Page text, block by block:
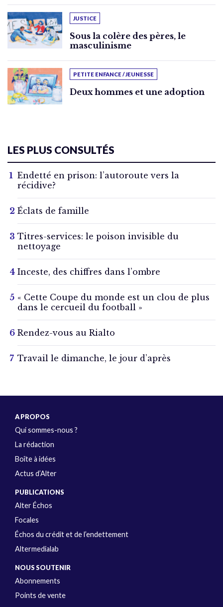
JUSTICE
Sous la colère des pères, le
masculinisme
PETITE ENFANCE / JEUNESSE
Deux hommes et une adoption
LES PLUS CONSULTÉS
Endetté en prison: l’autoroute vers la
récidive?
Éclats de famille
Titres-services: le poison invisible du
nettoyage
Inceste, des chiffres dans l’ombre
« Cette Coupe du monde est un clou de plus
dans le cercueil du football »
Rendez-vous au Rialto
Travail le dimanche, le jour d’après
A PROPOS
Qui sommes-nous ?
La rédaction
Boîte à idées
Actus d’Alter
PUBLICATIONS
Alter Échos
Focales
Échos du crédit et de l’endettement
Altermedialab
NOUS SOUTENIR
Abonnements
Points de vente